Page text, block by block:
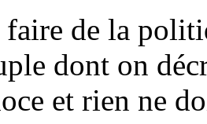
de la
dont on
et rien ne